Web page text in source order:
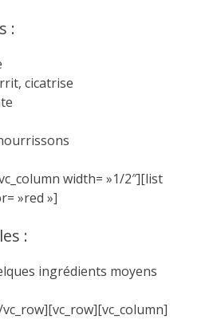
:
cicatrise
width= »1/2″][list
»red »]
:
ingrédients moyens